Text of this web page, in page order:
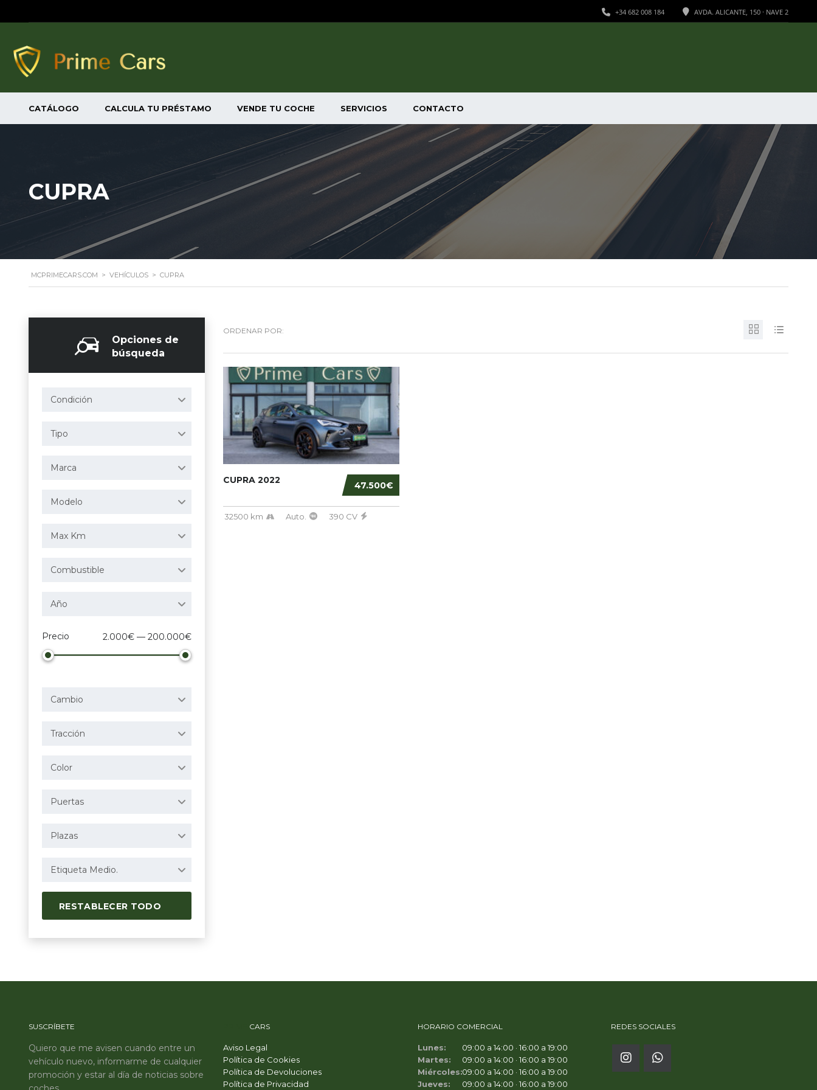
AVDA. ALICANTE, 150 · NAVE 2
+34 682 008 184
CATÁLOGO CALCULA TU PRÉSTAMO VENDE TU COCHE SERVICIOS CONTACTO
CUPRA
MCPRIMECARS.COM > VEHÍCULOS > CUPRA
Opciones de
búsqueda
Condición
Tipo
Marca
Modelo
Max Km
Combustible
Año
Precio 2.000€ — 200.000€
Cambio
Tracción
Color
Puertas
Plazas
Etiqueta Medio.
RESTABLECER TODO
ORDENAR POR:
47.500€
CUPRA 2022
32500 km Auto. 390 CV
SUSCRÍBETE
Quiero que me avisen cuando entre un
vehículo nuevo, informarme de cualquier
promoción y estar al día de noticias sobre
CARS
Aviso Legal
Política de Cookies
Política de Devoluciones
Política de Privacidad
HORARIO COMERCIAL
Lunes:
09:00 a 14:00 · 16:00 a 19:00
Martes:
09:00 a 14:00 · 16:00 a 19:00
Miércoles:09:00 a 14:00 · 16:00 a 19:00
Jueves:
09:00 a 14:00 · 16:00 a 19:00
REDES SOCIALES